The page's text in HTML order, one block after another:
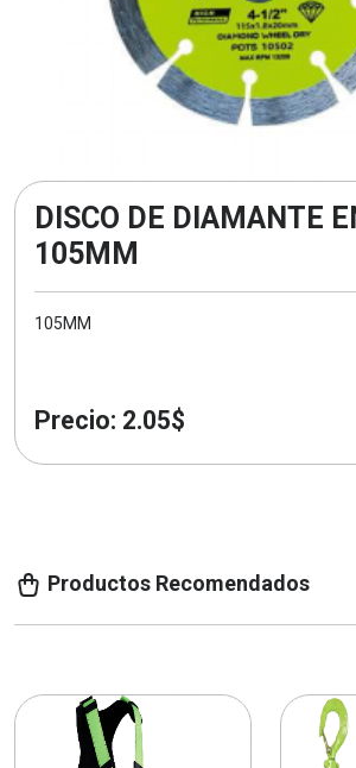
DISCO DE DIAMANTE
105MM
105MM
Precio: 2.05$
Productos Recomendados